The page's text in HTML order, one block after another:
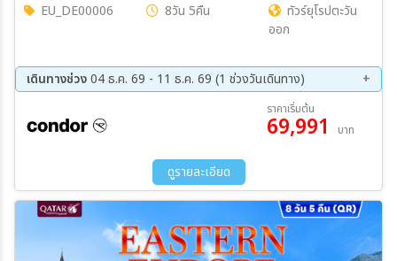
EU_DE00006 8วัน 5คืน
ทัวร์ยุโรปตะวัน
ออก
เดินทางช่วง04 ธ.ค. 69 - 11 ธ.ค. 69 (1 ช่วงวันเดินทาง)
ราคาเริ่มต้น
69,991 บาท
ดูรายละเอียด